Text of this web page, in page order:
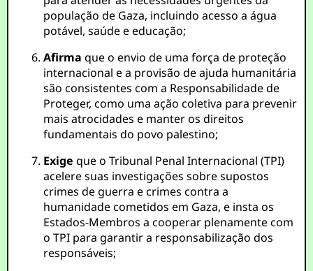
população de Gaza, incluindo acesso a água
potável, saúde e educação;
Afirma que o envio de uma força de proteção
internacional e a provisão de ajuda humanitária
são consistentes com a Responsabilidade de
Proteger, como uma ação coletiva para prevenir
mais atrocidades e manter os direitos
fundamentais do povo palestino;
Exige que o Tribunal Penal Internacional (TPI)
acelere suas investigações sobre supostos
crimes de guerra e crimes contra a
humanidade cometidos em Gaza, e insta os
Estados-Membros a cooperar plenamente com
o TPI para garantir a responsabilização dos
responsáveis;